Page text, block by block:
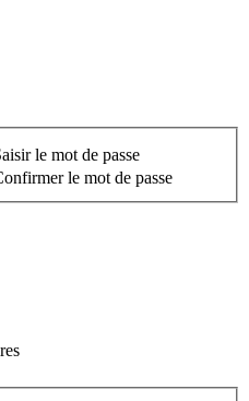
le mot de passe
le mot de passe